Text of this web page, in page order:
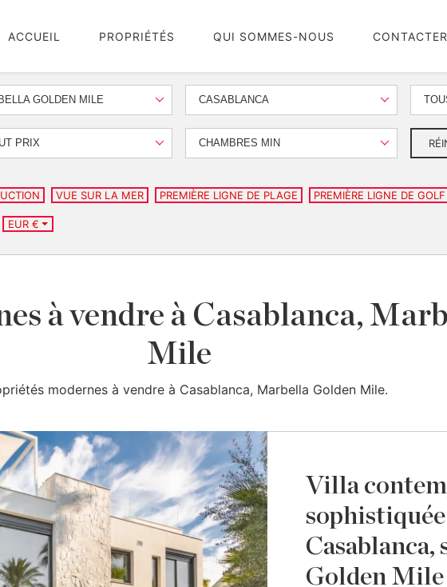
ACCUEIL PROPRIÉTÉS QUI SOMMES-NOUS CONTACTER
GOLDEN MILE CASABLANCA
PRIX CHAMBRES MIN
VUE SUR LA MER PREMIÈRE LIGNE DE PLAGE PREMIÈRE LIGNE DE GOLF
EUR €
à vendre à Casablanca,
Mile
modernes à vendre à Casablanca, Marbella Golden Mile.
Villa
sophistiquée
Casablanca,
Golden